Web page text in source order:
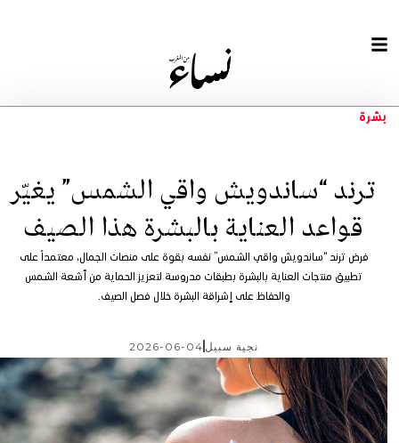
بشرة
ترند “ساندويش واقي الشمس” يغيّر
قواعد العناية بالبشرة هذا الصيف
فرض ترند “ساندويش واقي الشمس” نفسه بقوة على منصات الجمال، معتمداً على
تطبيق منتجات العناية بالبشرة بطبقات مدروسة لتعزيز الحماية من أشعة الشمس
والحفاظ على إشراقة البشرة خلال فصل الصيف.
نجية سبيل 2026-06-04